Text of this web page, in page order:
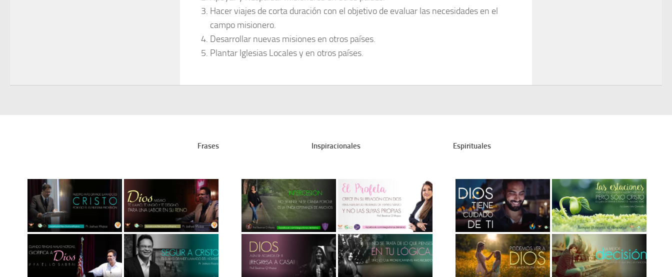
Hacer viajes de corta duración con el objetivo de evaluar las necesidades en el
campo misionero.
Desarrollar nuevas misiones en otros países.
Plantar Iglesias Locales y en otros países.
Frases Inspiracionales Espirituales